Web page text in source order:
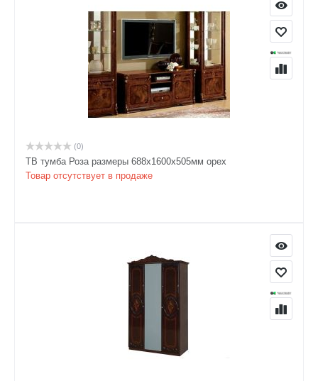
(0)
ТВ тумба Роза размеры 688x1600x505мм орех
Товар отсутствует в продаже